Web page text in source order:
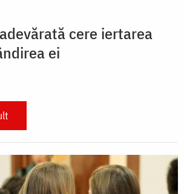
cere iertarea
ei